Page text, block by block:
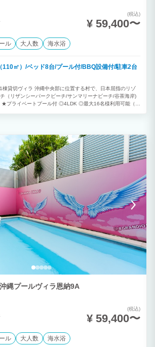
(税込)
¥ 59,400〜
ル 大人数 海水浴
110㎡）/ベッド8台/プール付/BBQ設備付/駐車2台
棟貸切ヴィラ 沖縄中央部に位置する村で、日本屈指のリゾ
（リザンシーパークビーチ/サンマリーナビーチ/谷茶海岸)
プライベートプール付 ◎4LDK ◎最大16名様利用可能（消
縄プールヴィラ恩納9A
(税込)
¥ 59,400〜
ル 大人数 海水浴